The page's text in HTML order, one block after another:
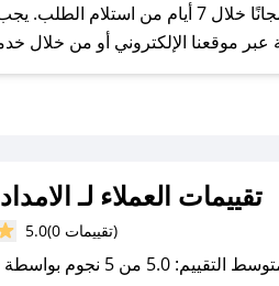
يحرص الامداد العصري على توفير تجربة تسوق آمنة ومريحة لعملائه، حيث يمكنك استرجاع أو استبدال المنتجات
تقييمات العملاء لـ
5.0 (0 تقييمات)
التقييم: 5.0 من 5 نجوم بواسطة 0 مستخدمين